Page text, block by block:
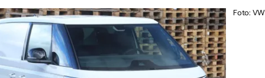
Foto: VW